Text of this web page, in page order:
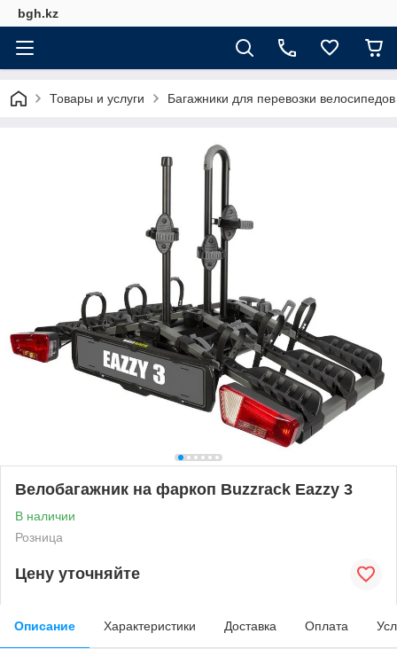
bgh.kz
Товары и услуги Багажники для перевозки велосипедов
Велобагажник на фаркоп Buzzrack Eazzy 3
В наличии
Розница
Цену уточняйте
Описание Характеристики Доставка Оплата